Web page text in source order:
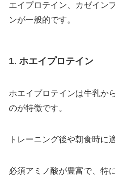
エイプロテイン、カゼイン
ンが一般的です。
1. ホエイプロテイン
ホエイプロテインは牛乳か
のが特徴です。
トレーニング後や朝食時に
必須アミノ酸が豊富で、特